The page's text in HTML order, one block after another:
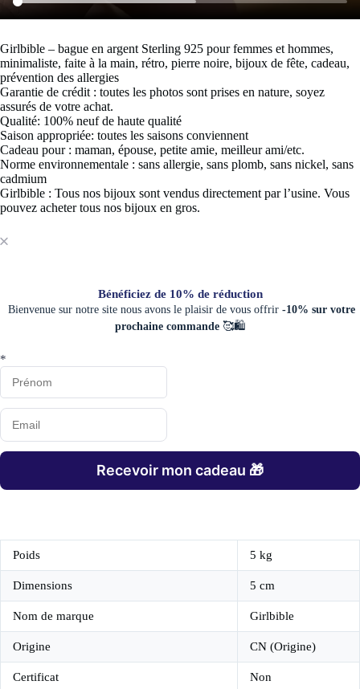
Girlbible – bague en argent Sterling 925 pour femmes et hommes,
minimaliste, faite à la main, rétro, pierre noire, bijoux de fête, cadeau,
prévention des allergies
Garantie de crédit : toutes les photos sont prises en nature, soyez
assurés de votre achat.
Qualité: 100% neuf de haute qualité
Saison appropriée: toutes les saisons conviennent
Cadeau pour : maman, épouse, petite amie, meilleur ami/etc.
Norme environnementale : sans allergie, sans plomb, sans nickel, sans
cadmium
Girlbible : Tous nos bijoux sont vendus directement par l’usine. Vous
pouvez acheter tous nos bijoux en gros.
Bénéficiez de 10% de réduction
Bienvenue sur notre site nous avons le plaisir de vous offrir -10% sur votre
prochaine commande 🥰🛍️
*
Recevoir mon cadeau 🎁
Poids 5 kg
Dimensions 5 cm
Nom de marque Girlbible
Origine CN (Origine)
Certificat Non